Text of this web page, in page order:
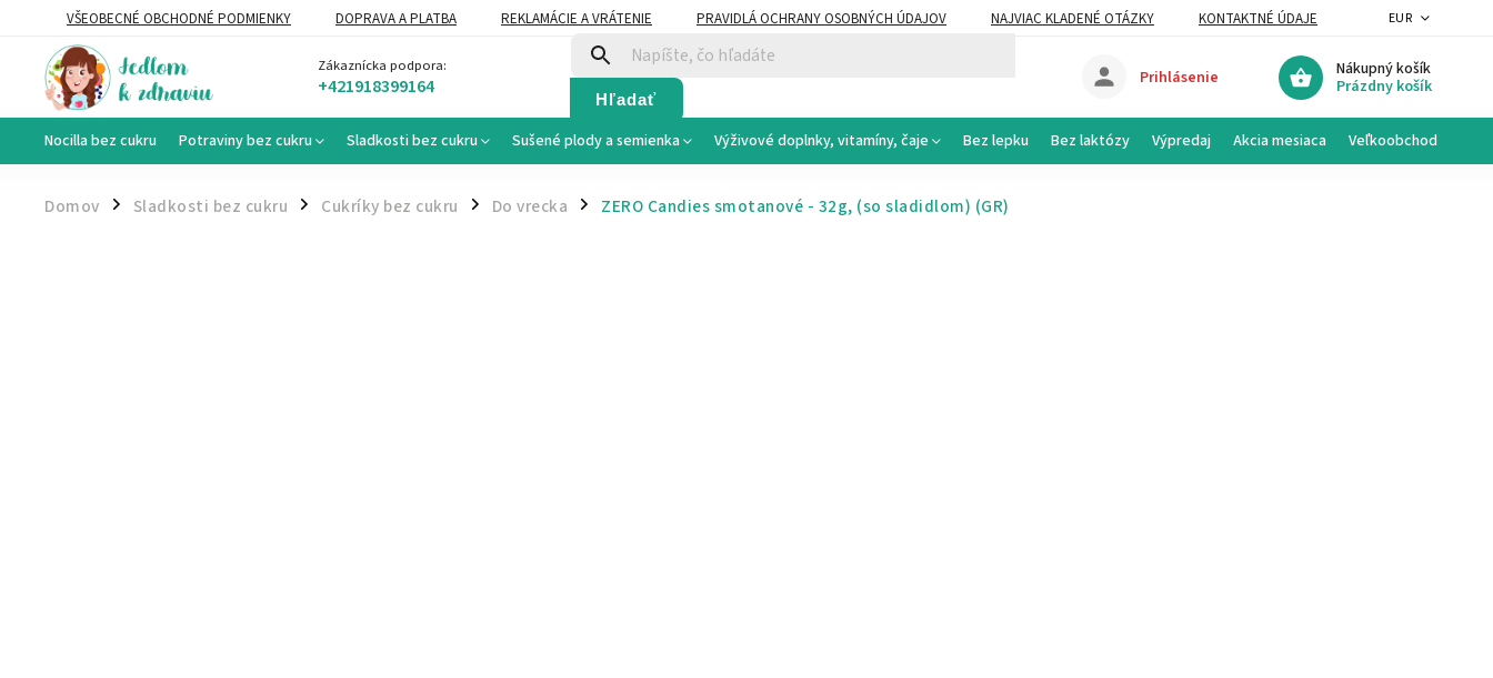
VŠEOBECNÉ OBCHODNÉ PODMIENKY DOPRAVA A PLATBA REKLAMÁCIE A VRÁTENIE PRAVIDLÁ OCHRANY OSOBNÝCH ÚDAJOV NAJVIAC KLADENÉ OTÁZKY
KONTAKTNÉ ÚDAJE
VEĽKOOBCHOD
EUR
Zákaznícka podpora:
+421918399164 Hľadať
Nákupný košík
Prázdny košík
Prihlásenie
Nocilla bez cukru Potraviny bez cukru Sladkosti bez cukru Sušené plody a semienka Výživové doplnky, vitamíny, čaje Bez lepku Bez laktózy Výpredaj Akcia mesiaca Veľkoobchod
Domov / Sladkosti bez cukru / Cukríky bez cukru / Do vrecka / ZERO Candies smotanové - 32g, (so sladidlom) (GR)